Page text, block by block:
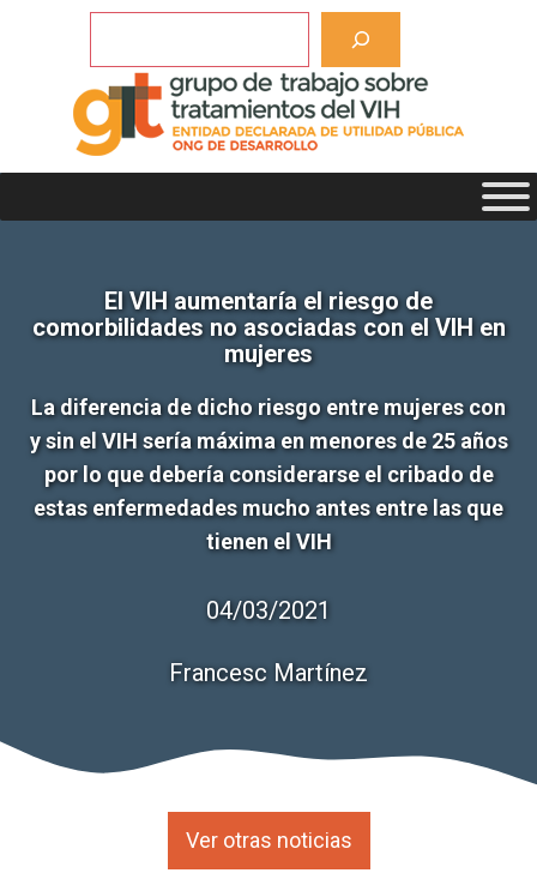
El VIH aumentaría el riesgo de
comorbilidades no asociadas con el VIH en
mujeres
La diferencia de dicho riesgo entre mujeres con
y sin el VIH sería máxima en menores de 25 años
por lo que debería considerarse el cribado de
estas enfermedades mucho antes entre las que
tienen el VIH
04/03/2021
Francesc Martínez
Ver otras noticias